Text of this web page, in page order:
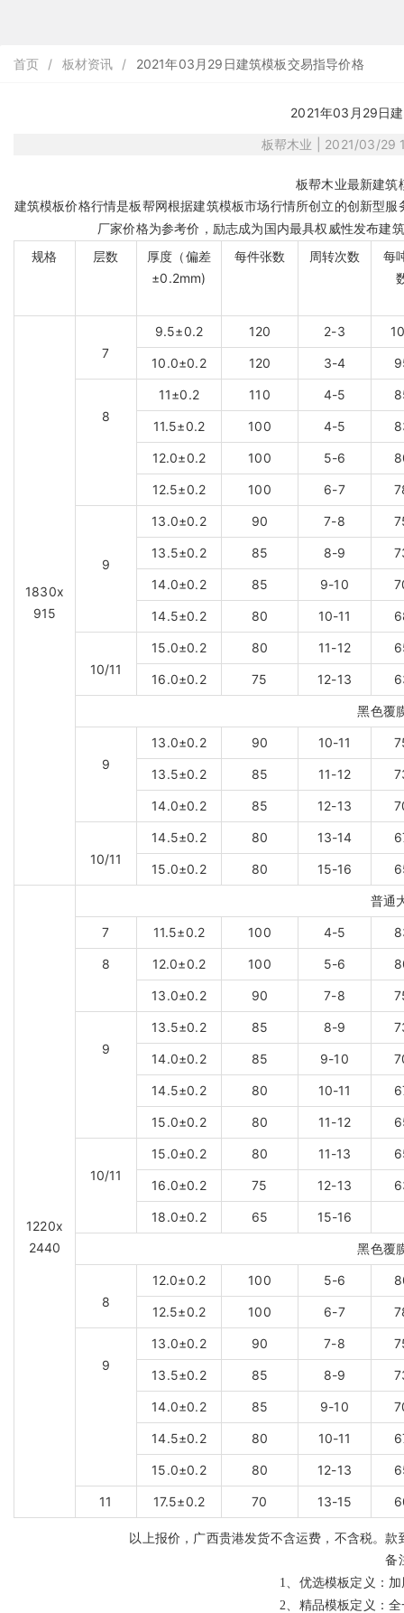
首页 / 板材资讯 / 2021年03月29日建筑模板交易指导价格
2021年03月29日
板帮木业 | 2021/03/29
板帮木业最新建筑
建筑模板价格行情是板帮网根据建筑模板市场行情所创立的创新型
厂家价格为参考价，励志成为国内最具权威性发布建
规格 层数
厚度（偏差
±0.2mm)
每件张数 周转次数
每
1830x
915
7
9.5±0.2 120 2-3
10.0±0.2 120 3-4
8
11±0.2 110 4-5
11.5±0.2 100 4-5
12.0±0.2 100 5-6
12.5±0.2 100 6-7
9
13.0±0.2 90 7-8
13.5±0.2 85 8-9
14.0±0.2 85 9-10
14.5±0.2 80 10-11
10/11
15.0±0.2 80 11-12
16.0±0.2 75 12-13
黑色覆
9
13.0±0.2 90 10-11
13.5±0.2 85 11-12
14.0±0.2 85 12-13
10/11
14.5±0.2 80 13-14
15.0±0.2 80 15-16
1220x
2440
普通
7 11.5±0.2 100 4-5
8 12.0±0.2 100 5-6
13.0±0.2 90 7-8
9
13.5±0.2 85 8-9
14.0±0.2 85 9-10
14.5±0.2 80 10-11
15.0±0.2 80 11-12
10/11
15.0±0.2 80 11-13
16.0±0.2 75 12-13
18.0±0.2 65 15-16
黑色覆
8
12.0±0.2 100 5-6
12.5±0.2 100 6-7
9
13.0±0.2 90 7-8
13.5±0.2 85 8-9
14.0±0.2 85 9-10
14.5±0.2 80 10-11
15.0±0.2 80 12-13
11 17.5±0.2 70 13-15
以上报价，广西贵港发货不含运费，不含税。
备
1、 优选模板定义：
2、 精品模板定义：